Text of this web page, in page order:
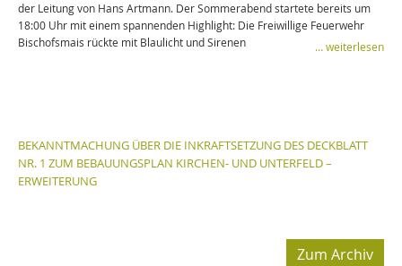
der Leitung von Hans Artmann. Der Sommerabend startete bereits um
18:00 Uhr mit einem spannenden Highlight: Die Freiwillige Feuerwehr
Bischofsmais rückte mit Blaulicht und Sirenen
… weiterlesen
BEKANNTMACHUNG ÜBER DIE INKRAFTSETZUNG DES DECKBLATT
NR. 1 ZUM BEBAUUNGSPLAN KIRCHEN- UND UNTERFELD –
ERWEITERUNG
Zum Archiv